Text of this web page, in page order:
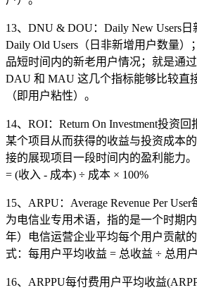
13、DNU & DOU：Daily New Users
Daily Old Users（日非新增用户数量）
品短时间内的新老用户情况；就是通
DAU 和 MAU 这几个指标能够比较直
（即用户粘性）。
14、ROI：Return On Investment投资
某个项目从而获得的收益与投资成本
接的展现项目一段时间内的盈利能力
= (收入 - 成本) ÷ 成本 × 100%
15、ARPU：Average Revenue Per
为电信业专用术语，指的是一个时期
年）电信运营企业平均每个用户贡献
式：每用户平均收益 = 总收益 ÷ 总用
16、ARPPU每付费用户平均收益